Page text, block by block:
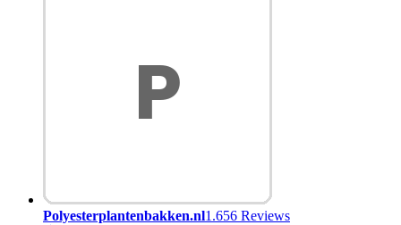
Polyesterplantenbakken.nl1.656 Reviews